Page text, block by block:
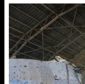
KALENDÁŘ
KVÍZY
VIP
TRENDY
PROGRAM
PLAYLIST
JAK NALADIT